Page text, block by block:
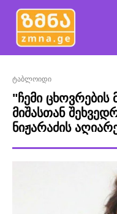
ტაბლოიდი
"ჩემი ცხოვრების
მიშასთან
ნიჟარაძის